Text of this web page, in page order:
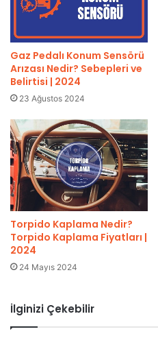
Gaz Pedalı Konum Sensörü
Arızası Nedir? Sebepleri ve
Belirtisi | 2024
23 Ağustos 2024
Torpido Kaplama Nedir?
Torpido Kaplama Fiyatları |
2024
24 Mayıs 2024
İlginizi Çekebilir